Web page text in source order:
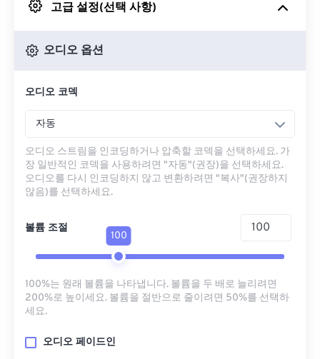
Google 드라이브에서
고급 설정(선택 사항)
오디오 옵션
오디오 코덱
자동
오디오 스트림을 인코딩하거나 압축할 코덱을 선택하세요. 가
장 일반적인 코덱을 사용하려면 "자동"(권장)을 선택하세요.
오디오를 다시 인코딩하지 않고 변환하려면 "복사"(권장하지
않음)를 선택하세요.
볼륨 조절
100
100%는 원래 볼륨을 나타냅니다. 볼륨을 두 배로 늘리려면
200%로 높이세요. 볼륨을 절반으로 줄이려면 50%를 선택하
세요.
오디오 페이드인